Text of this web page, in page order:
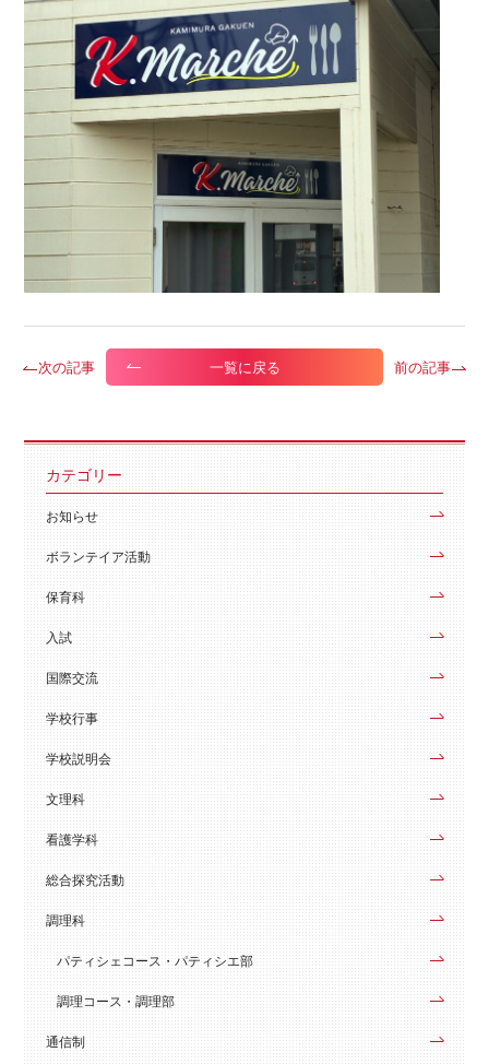
次の記事 一覧に戻る 前の記事
カテゴリー
お知らせ
ボランテイア活動
保育科
入試
国際交流
学校行事
学校説明会
文理科
看護学科
総合探究活動
調理科
パティシェコース・パティシエ部
調理コース・調理部
通信制